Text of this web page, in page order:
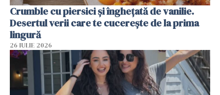
Crumble cu piersici și înghețată de vanilie.
Desertul verii care te cucerește de la prima
lingură
26 IULIE 2026